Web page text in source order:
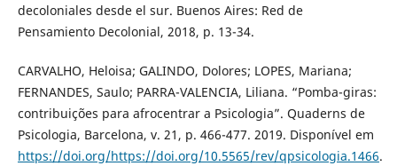
decoloniales desde el sur. Buenos Aires: Red de
Pensamiento Decolonial, 2018, p. 13-34.
CARVALHO, Heloisa; GALINDO, Dolores; LOPES, Mariana;
FERNANDES, Saulo; PARRA-VALENCIA, Liliana. “Pomba-giras:
contribuições para afrocentrar a Psicologia”. Quaderns de
Psicologia, Barcelona, v. 21, p. 466-477. 2019. Disponível em
https://doi.org/https://doi.org/10.5565/rev/qpsicologia.1466.